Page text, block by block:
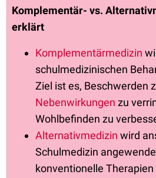
Komplementär- vs.
erklärt
Komplementärmedizin
schulmedizinischen
Ziel ist es, Beschwerden
Nebenwirkungen zu
Wohlbefinden zu
Alternativmedizin wird
Schulmedizin
konventionelle